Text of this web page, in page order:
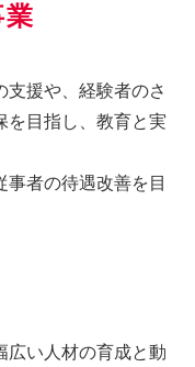
支援や、経験者のさ
を目指し、教育と実
者の待遇改善を目
広い人材の育成と動